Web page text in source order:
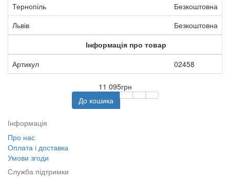
Тернопіль
Безкоштовна
Львів
Безкоштовна
Інформація про товар
Артикул
02458
11 095грн
До кошика
Інформація
Про нас
Оплата і доставка
Умови згоди
Служба підтримки